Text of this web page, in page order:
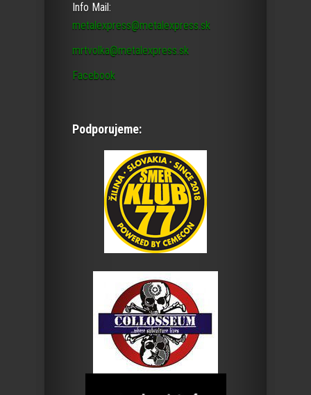
Info Mail:
metalexpress@metalexpress.sk
mrtvolka@metalexpress.sk
Facebook
Podporujeme: